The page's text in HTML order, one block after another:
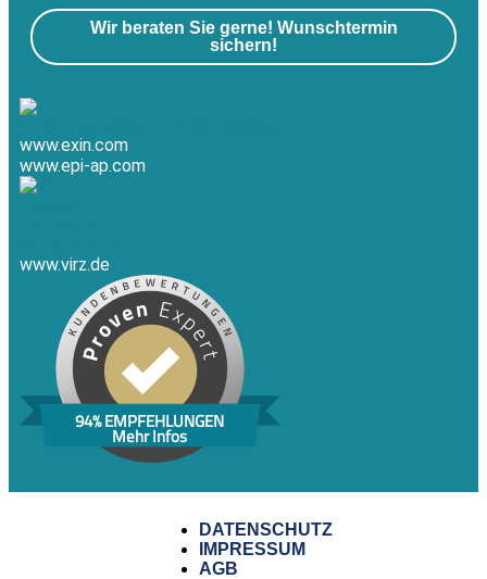
Wir beraten Sie gerne! Wunschtermin
sichern!
www.exin.com
www.epi-ap.com
www.virz.de
94% EMPFEHLUNGEN
Mehr Infos
DATENSCHUTZ
IMPRESSUM
AGB